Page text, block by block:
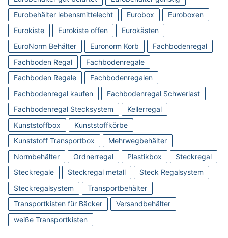
Eurobehälter lebensmittelecht
Eurobox
Euroboxen
Eurokiste
Eurokiste offen
Eurokästen
EuroNorm Behälter
Euronorm Korb
Fachbodenregal
Fachboden Regal
Fachbodenregale
Fachboden Regale
Fachbodenregalen
Fachbodenregal kaufen
Fachbodenregal Schwerlast
Fachbodenregal Stecksystem
Kellerregal
Kunststoffbox
Kunststoffkörbe
Kunststoff Transportbox
Mehrwegbehälter
Normbehälter
Ordnerregal Plastikbox
Steckregal
Steckregale
Steckregal metall
Steck Regalsystem
Steckregalsystem
Transportbehälter
Transportkisten für Bäcker
Versandbehälter
weiße Transportkisten